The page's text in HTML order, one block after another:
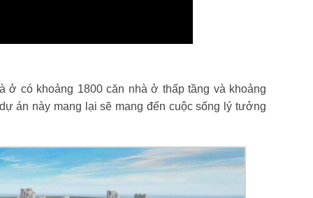
ở có khoảng 1800 căn nhà ở thấp tầng và khoảng
án này mang lại sẽ mang đến cuộc sống lý tưởng